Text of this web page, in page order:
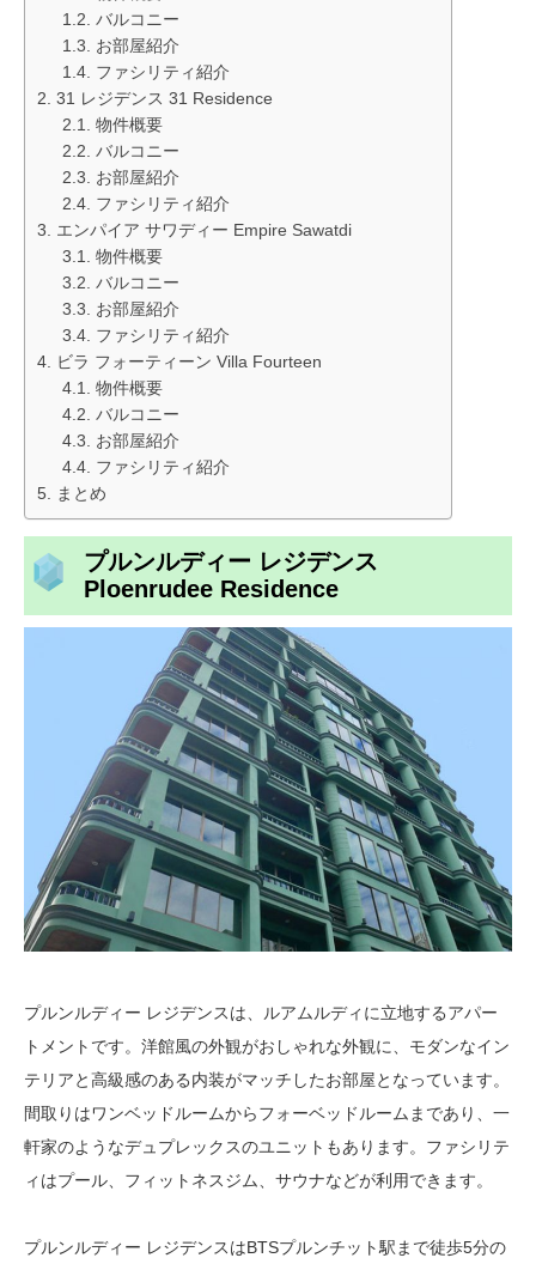
バルコニー
お部屋紹介
ファシリティ紹介
31 レジデンス 31 Residence
物件概要
バルコニー
お部屋紹介
ファシリティ紹介
エンパイア サワディー Empire Sawatdi
物件概要
バルコニー
お部屋紹介
ファシリティ紹介
ビラ フォーティーン Villa Fourteen
物件概要
バルコニー
お部屋紹介
ファシリティ紹介
まとめ
プルンルディー レジデンス
Ploenrudee Residence
プルンルディー レジデンスは、ルアムルディに立地するアパー
トメントです。洋館風の外観がおしゃれな外観に、モダンなイン
テリアと高級感のある内装がマッチしたお部屋となっています。
間取りはワンベッドルームからフォーベッドルームまであり、一
軒家のようなデュプレックスのユニットもあります。ファシリテ
ィはプール、フィットネスジム、サウナなどが利用できます。
プルンルディー レジデンスはBTSプルンチット駅まで徒歩5分の